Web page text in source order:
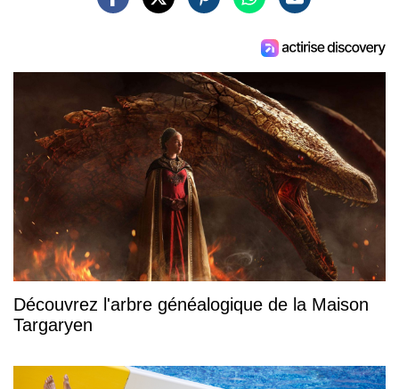
Découvrez l'arbre généalogique de la Maison
Targaryen